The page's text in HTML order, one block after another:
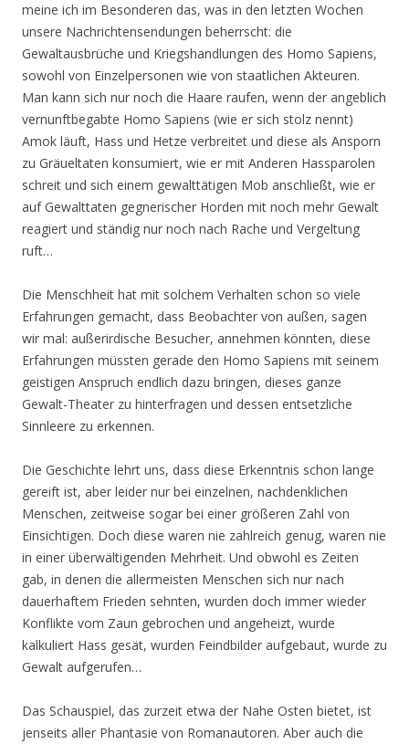
meine ich im Besonderen das, was in den letzten Wochen
unsere Nachrichtensendungen beherrscht: die
Gewaltausbrüche und Kriegshandlungen des Homo Sapiens,
sowohl von Einzelpersonen wie von staatlichen Akteuren.
Man kann sich nur noch die Haare raufen, wenn der angeblich
vernunftbegabte Homo Sapiens (wie er sich stolz nennt)
Amok läuft, Hass und Hetze verbreitet und diese als Ansporn
zu Gräueltaten konsumiert, wie er mit Anderen Hassparolen
schreit und sich einem gewalttätigen Mob anschließt, wie er
auf Gewalttaten gegnerischer Horden mit noch mehr Gewalt
reagiert und ständig nur noch nach Rache und Vergeltung
ruft…
Die Menschheit hat mit solchem Verhalten schon so viele
Erfahrungen gemacht, dass Beobachter von außen, sagen
wir mal: außerirdische Besucher, annehmen könnten, diese
Erfahrungen müssten gerade den Homo Sapiens mit seinem
geistigen Anspruch endlich dazu bringen, dieses ganze
Gewalt-Theater zu hinterfragen und dessen entsetzliche
Sinnleere zu erkennen.
Die Geschichte lehrt uns, dass diese Erkenntnis schon lange
gereift ist, aber leider nur bei einzelnen, nachdenklichen
Menschen, zeitweise sogar bei einer größeren Zahl von
Einsichtigen. Doch diese waren nie zahlreich genug, waren nie
in einer überwältigenden Mehrheit. Und obwohl es Zeiten
gab, in denen die allermeisten Menschen sich nur nach
dauerhaftem Frieden sehnten, wurden doch immer wieder
Konflikte vom Zaun gebrochen und angeheizt, wurde
kalkuliert Hass gesät, wurden Feindbilder aufgebaut, wurde zu
Gewalt aufgerufen…
Das Schauspiel, das zurzeit etwa der Nahe Osten bietet, ist
jenseits aller Phantasie von Romanautoren. Aber auch die